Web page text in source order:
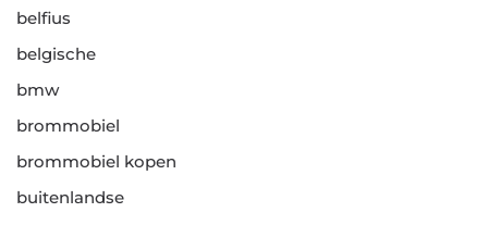
belfius
belgische
bmw
brommobiel
brommobiel kopen
buitenlandse